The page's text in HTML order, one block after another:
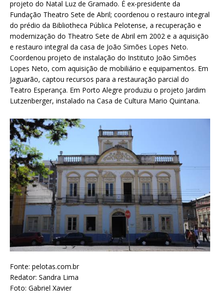
projeto do Natal Luz de Gramado. É ex-presidente da
Fundação Theatro Sete de Abril; coordenou o restauro integral
do prédio da Bibliotheca Pública Pelotense, a recuperação e
modernização do Theatro Sete de Abril em 2002 e a aquisição
e restauro integral da casa de João Simões Lopes Neto.
Coordenou projeto de instalação do Instituto João Simões
Lopes Neto, com aquisição de mobiliário e equipamentos. Em
Jaguarão, captou recursos para a restauração parcial do
Teatro Esperança. Em Porto Alegre produziu o projeto Jardim
Lutzenberger, instalado na Casa de Cultura Mario Quintana.
Fonte: pelotas.com.br
Redator: Sandra Lima
Foto: Gabriel Xavier